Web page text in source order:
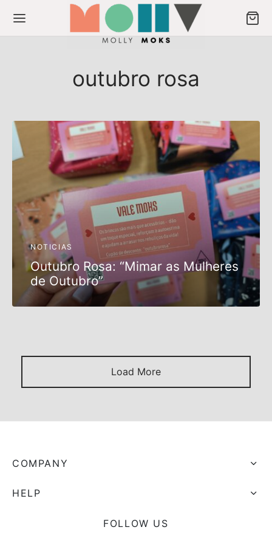
outubro rosa
NOTICIAS
Outubro Rosa: “Mimar as Mulheres
de Outubro”
Load More
COMPANY
HELP
FOLLOW US
Musas
Signos
Spice
trocados
Moks
Rebuliços
newsletter